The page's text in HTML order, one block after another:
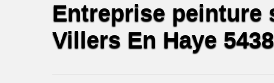
Entreprise peinture
Villers En Haye